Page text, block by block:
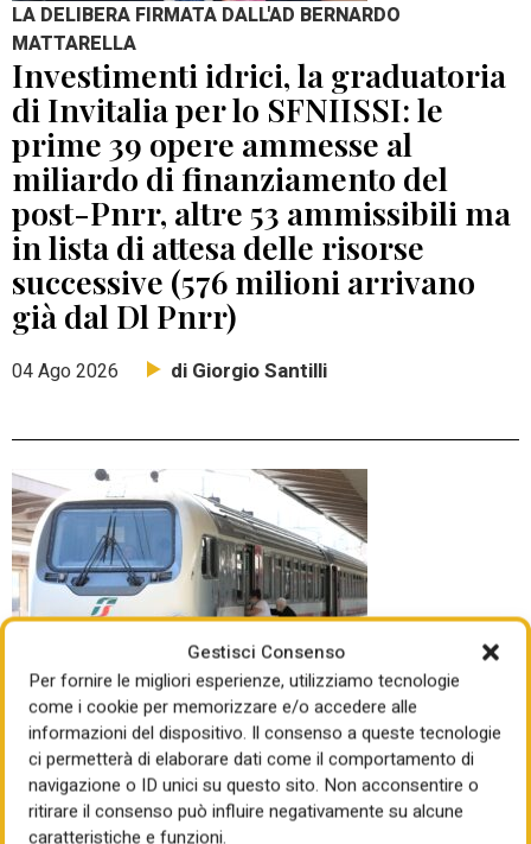
Gestisci Consenso
Per fornire le migliori esperienze, utilizziamo tecnologie
come i cookie per memorizzare e/o accedere alle
informazioni del dispositivo. Il consenso a queste tecnologie
ci permetterà di elaborare dati come il comportamento di
navigazione o ID unici su questo sito. Non acconsentire o
ritirare il consenso può influire negativamente su alcune
caratteristiche e funzioni.
LA DELIBERA FIRMATA DALL'AD BERNARDO
MATTARELLA
Investimenti idrici, la graduatoria
di Invitalia per lo SFNIISSI: le
prime 39 opere ammesse al
miliardo di finanziamento del
post-Pnrr, altre 53 ammissibili ma
in lista di attesa delle risorse
successive (576 milioni arrivano
già dal Dl Pnrr)
04 Ago 2026 di Giorgio Santilli
DOPO CINQUE GIORNI DI BRACCIO DI FERRO ALLA
CAMERA
La commissione europea piega